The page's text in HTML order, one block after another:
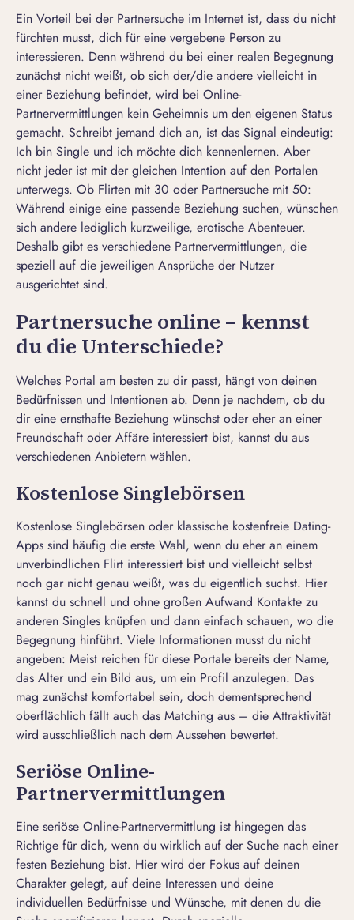
Ein Vorteil bei der Partnersuche im Internet ist, dass du nicht
fürchten musst, dich für eine vergebene Person zu
interessieren. Denn während du bei einer realen Begegnung
zunächst nicht weißt, ob sich der/die andere vielleicht in
einer Beziehung befindet, wird bei Online-
Partnervermittlungen kein Geheimnis um den eigenen Status
gemacht. Schreibt jemand dich an, ist das Signal eindeutig:
Ich bin Single und ich möchte dich kennenlernen. Aber
nicht jeder ist mit der gleichen Intention auf den Portalen
unterwegs. Ob Flirten mit 30 oder Partnersuche mit 50:
Während einige eine passende Beziehung suchen, wünschen
sich andere lediglich kurzweilige, erotische Abenteuer.
Deshalb gibt es verschiedene Partnervermittlungen, die
speziell auf die jeweiligen Ansprüche der Nutzer
ausgerichtet sind.
Partnersuche online – kennst
du die Unterschiede?
Welches Portal am besten zu dir passt, hängt von deinen
Bedürfnissen und Intentionen ab. Denn je nachdem, ob du
dir eine ernsthafte Beziehung wünschst oder eher an einer
Freundschaft oder Affäre interessiert bist, kannst du aus
verschiedenen Anbietern wählen.
Kostenlose Singlebörsen
Kostenlose Singlebörsen oder klassische kostenfreie Dating-
Apps sind häufig die erste Wahl, wenn du eher an einem
unverbindlichen Flirt interessiert bist und vielleicht selbst
noch gar nicht genau weißt, was du eigentlich suchst. Hier
kannst du schnell und ohne großen Aufwand Kontakte zu
anderen Singles knüpfen und dann einfach schauen, wo die
Begegnung hinführt. Viele Informationen musst du nicht
angeben: Meist reichen für diese Portale bereits der Name,
das Alter und ein Bild aus, um ein Profil anzulegen. Das
mag zunächst komfortabel sein, doch dementsprechend
oberflächlich fällt auch das Matching aus – die Attraktivität
wird ausschließlich nach dem Aussehen bewertet.
Seriöse Online-
Partnervermittlungen
Eine seriöse Online-Partnervermittlung ist hingegen das
Richtige für dich, wenn du wirklich auf der Suche nach einer
festen Beziehung bist. Hier wird der Fokus auf deinen
Charakter gelegt, auf deine Interessen und deine
individuellen Bedürfnisse und Wünsche, mit denen du die